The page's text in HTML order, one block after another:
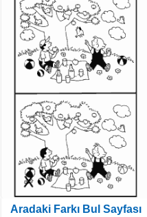
Aradaki Farkı Bul Sayfası